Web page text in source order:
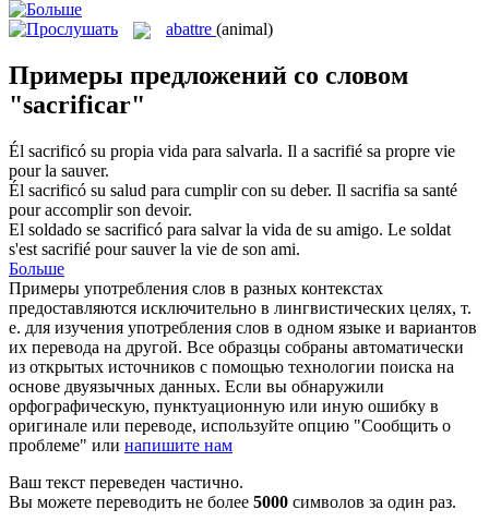
abattre (animal)
Примеры предложений со словом
"sacrificar"
Él sacrificó su propia vida para salvarla. Il a sacrifié sa propre vie
pour la sauver.
Él sacrificó su salud para cumplir con su deber. Il sacrifia sa santé
pour accomplir son devoir.
El soldado se sacrificó para salvar la vida de su amigo. Le soldat
s'est sacrifié pour sauver la vie de son ami.
Больше
Примеры употребления слов в разных контекстах
предоставляются исключительно в лингвистических целях, т.
е. для изучения употребления слов в одном языке и вариантов
их перевода на другой. Все образцы собраны автоматически
из открытых источников с помощью технологии поиска на
основе двуязычных данных. Если вы обнаружили
орфографическую, пунктуационную или иную ошибку в
оригинале или переводе, используйте опцию "Сообщить о
проблеме" или напишите нам
Ваш текст переведен частично.
Вы можете переводить не более 5000 символов за один раз.